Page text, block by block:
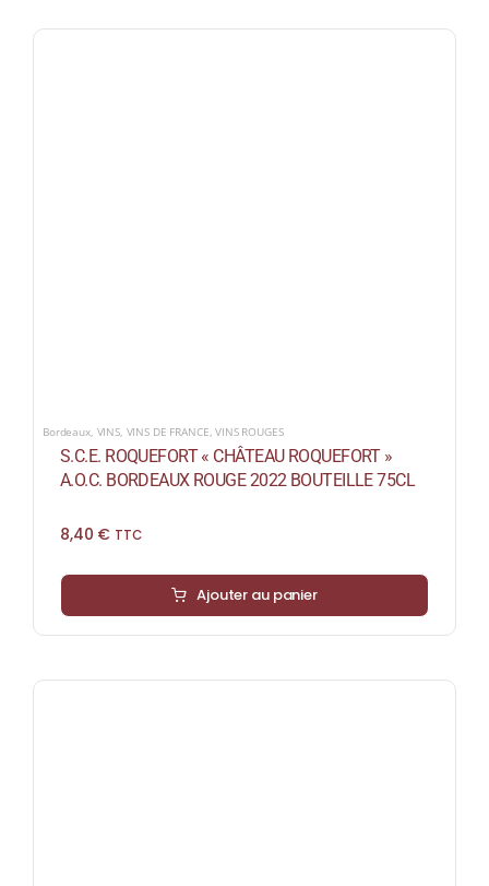
Bordeaux, VINS, VINS DE FRANCE ,VINS ROUGES
S.C.E. ROQUEFORT « CHÂTEAU ROQUEFORT »
A.O.C. BORDEAUX ROUGE 2022 BOUTEILLE 75CL
8,40 € TTC
Ajouter au panier